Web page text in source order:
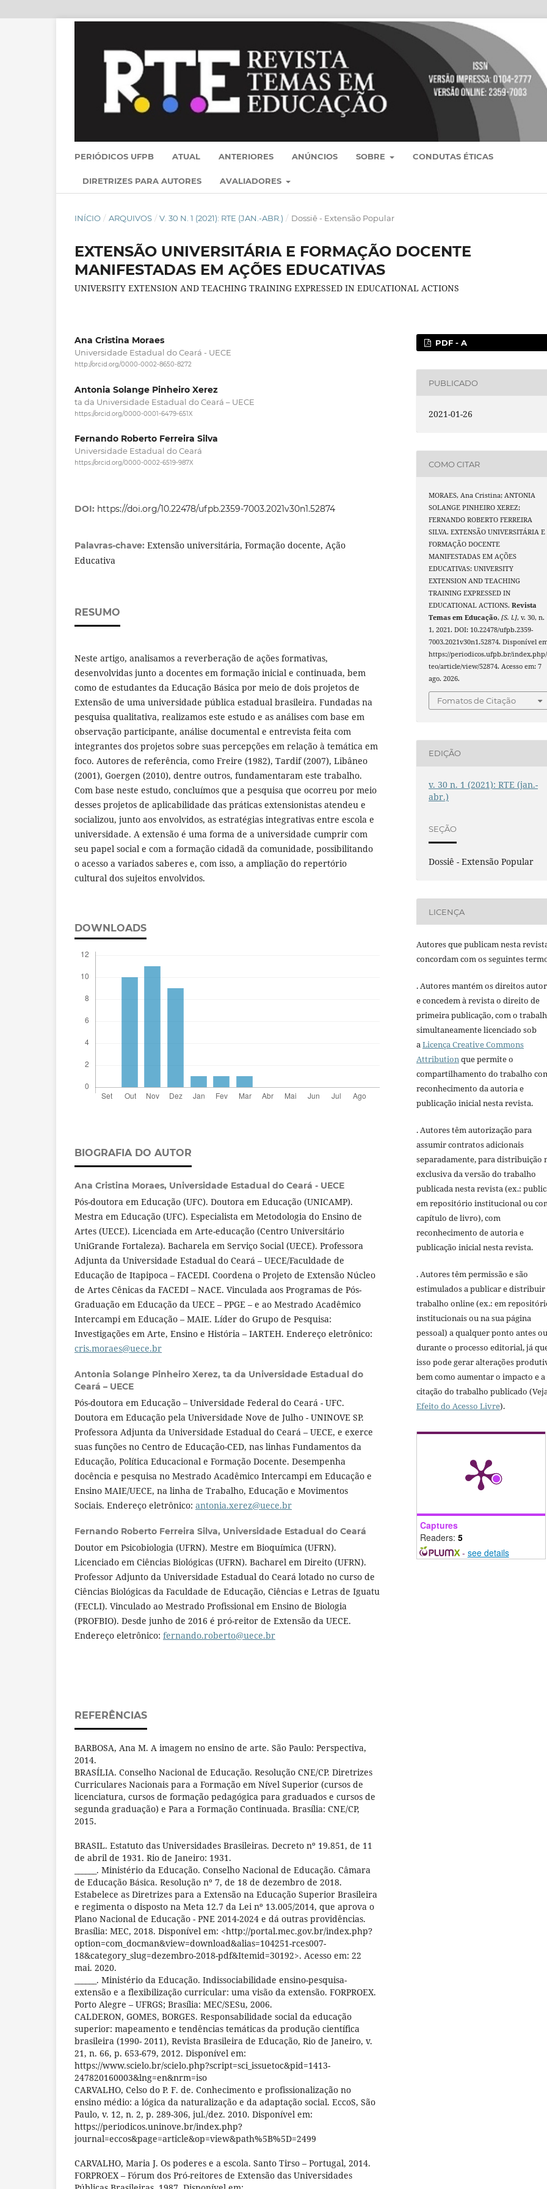
PERIÓDICOS UFPB ATUAL ANTERIORES ANÚNCIOS SOBRE CONDUTAS ÉTICAS
DIRETRIZES PARA AUTORES AVALIADORES
INÍCIO / ARQUIVOS / V. 30 N. 1 (2021): RTE (JAN.-ABR.) / Dossiê - Extensão Popular
EXTENSÃO UNIVERSITÁRIA E FORMAÇÃO DOCENTE
MANIFESTADAS EM AÇÕES EDUCATIVAS
UNIVERSITY EXTENSION AND TEACHING TRAINING EXPRESSED IN EDUCATIONAL ACTIONS
Ana Cristina Moraes
Universidade Estadual do Ceará - UECE
http://orcid.org/0000-0002-8650-8272
Antonia Solange Pinheiro Xerez
ta da Universidade Estadual do Ceará – UECE
https://orcid.org/0000-0001-6479-651X
Fernando Roberto Ferreira Silva
Universidade Estadual do Ceará
https://orcid.org/0000-0002-6519-987X
DOI: https://doi.org/10.22478/ufpb.2359-7003.2021v30n1.52874
Palavras-chave: Extensão universitária, Formação docente, Ação
Educativa
RESUMO
Neste artigo, analisamos a reverberação de ações formativas,
desenvolvidas junto a docentes em formação inicial e continuada, bem
como de estudantes da Educação Básica por meio de dois projetos de
Extensão de uma universidade pública estadual brasileira. Fundadas na
pesquisa qualitativa, realizamos este estudo e as análises com base em
observação participante, análise documental e entrevista feita com
integrantes dos projetos sobre suas percepções em relação à temática em
foco. Autores de referência, como Freire (1982), Tardif (2007), Libâneo
(2001), Goergen (2010), dentre outros, fundamentaram este trabalho.
Com base neste estudo, concluímos que a pesquisa que ocorreu por meio
desses projetos de aplicabilidade das práticas extensionistas atendeu e
socializou, junto aos envolvidos, as estratégias integrativas entre escola e
universidade. A extensão é uma forma de a universidade cumprir com
seu papel social e com a formação cidadã da comunidade, possibilitando
o acesso a variados saberes e, com isso, a ampliação do repertório
cultural dos sujeitos envolvidos.
DOWNLOADS
BIOGRAFIA DO AUTOR
Ana Cristina Moraes, Universidade Estadual do Ceará - UECE
Pós-doutora em Educação (UFC). Doutora em Educação (UNICAMP).
Mestra em Educação (UFC). Especialista em Metodologia do Ensino de
Artes (UECE). Licenciada em Arte-educação (Centro Universitário
UniGrande Fortaleza). Bacharela em Serviço Social (UECE). Professora
Adjunta da Universidade Estadual do Ceará – UECE/Faculdade de
Educação de Itapipoca – FACEDI. Coordena o Projeto de Extensão Núcleo
de Artes Cênicas da FACEDI – NACE. Vinculada aos Programas de Pós-
Graduação em Educação da UECE – PPGE – e ao Mestrado Acadêmico
Intercampi em Educação – MAIE. Líder do Grupo de Pesquisa:
Investigações em Arte, Ensino e História – IARTEH. Endereço eletrônico:
cris.moraes@uece.br
Antonia Solange Pinheiro Xerez, ta da Universidade Estadual do
Ceará – UECE
Pós-doutora em Educação – Universidade Federal do Ceará - UFC.
Doutora em Educação pela Universidade Nove de Julho - UNINOVE SP.
Professora Adjunta da Universidade Estadual do Ceará – UECE, e exerce
suas funções no Centro de Educação-CED, nas linhas Fundamentos da
Educação, Política Educacional e Formação Docente. Desempenha
docência e pesquisa no Mestrado Acadêmico Intercampi em Educação e
Ensino MAIE/UECE, na linha de Trabalho, Educação e Movimentos
Sociais. Endereço eletrônico: antonia.xerez@uece.br
Fernando Roberto Ferreira Silva, Universidade Estadual do Ceará
Doutor em Psicobiologia (UFRN). Mestre em Bioquímica (UFRN).
Licenciado em Ciências Biológicas (UFRN). Bacharel em Direito (UFRN).
Professor Adjunto da Universidade Estadual do Ceará lotado no curso de
Ciências Biológicas da Faculdade de Educação, Ciências e Letras de Iguatu
(FECLI). Vinculado ao Mestrado Profissional em Ensino de Biologia
(PROFBIO). Desde junho de 2016 é pró-reitor de Extensão da UECE.
Endereço eletrônico: fernando.roberto@uece.br
REFERÊNCIAS
BARBOSA, Ana M. A imagem no ensino de arte. São Paulo: Perspectiva,
2014.
BRASÍLIA. Conselho Nacional de Educação. Resolução CNE/CP. Diretrizes
Curriculares Nacionais para a Formação em Nível Superior (cursos de
licenciatura, cursos de formação pedagógica para graduados e cursos de
segunda graduação) e Para a Formação Continuada. Brasília: CNE/CP,
2015.
BRASIL. Estatuto das Universidades Brasileiras. Decreto nº 19.851, de 11
de abril de 1931. Rio de Janeiro: 1931.
______. Ministério da Educação. Conselho Nacional de Educação. Câmara
de Educação Básica. Resolução nº 7, de 18 de dezembro de 2018.
Estabelece as Diretrizes para a Extensão na Educação Superior Brasileira
e regimenta o disposto na Meta 12.7 da Lei nº 13.005/2014, que aprova o
Plano Nacional de Educação - PNE 2014-2024 e dá outras providências.
Brasília: MEC, 2018. Disponível em: <http://portal.mec.gov.br/index.php?
option=com_docman&view=download&alias=104251-rces007-
18&category_slug=dezembro-2018-pdf&Itemid=30192>. Acesso em: 22
mai. 2020.
______. Ministério da Educação. Indissociabilidade ensino-pesquisa-
extensão e a flexibilização curricular: uma visão da extensão. FORPROEX.
Porto Alegre – UFRGS; Brasília: MEC/SESu, 2006.
CALDERON, GOMES, BORGES. Responsabilidade social da educação
superior: mapeamento e tendências temáticas da produção científica
brasileira (1990- 2011), Revista Brasileira de Educação, Rio de Janeiro, v.
21, n. 66, p. 653-679, 2012. Disponível em:
https://www.scielo.br/scielo.php?script=sci_issuetoc&pid=1413-
247820160003&lng=en&nrm=iso
CARVALHO, Celso do P. F. de. Conhecimento e profissionalização no
ensino médio: a lógica da naturalização e da adaptação social. EccoS, São
Paulo, v. 12, n. 2, p. 289-306, jul./dez. 2010. Disponível em:
https://periodicos.uninove.br/index.php?
journal=eccos&page=article&op=view&path%5B%5D=2499
CARVALHO, Maria J. Os poderes e a escola. Santo Tirso – Portugal, 2014.
FORPROEX – Fórum dos Pró-reitores de Extensão das Universidades
PDF - A
PUBLICADO
2021-01-26
COMO CITAR
MORAES, Ana Cristina; ANTONIA
SOLANGE PINHEIRO XEREZ;
FERNANDO ROBERTO FERREIRA
SILVA. EXTENSÃO UNIVERSITÁRIA E
FORMAÇÃO DOCENTE
MANIFESTADAS EM AÇÕES
EDUCATIVAS: UNIVERSITY
EXTENSION AND TEACHING
TRAINING EXPRESSED IN
EDUCATIONAL ACTIONS.Revista
Temas em Educação,[S. l.], v. 30, n.
1, 2021. DOI: 10.22478/ufpb.2359-
7003.2021v30n1.52874. Disponível
https://periodicos.ufpb.br/
teo/article/view/52874. Acesso em: 7
ago. 2026.
Fomatos de Citação
EDIÇÃO
v. 30 n. 1 (2021): RTE (jan.-
abr.)
SEÇÃO
Dossiê - Extensão Popular
LICENÇA
Autores que publicam nesta
concordam com os seguintes
. Autores mantém os direitos
e concedem à revista o direito de
primeira publicação, com o
simultaneamente licenciado sob
aLicença Creative Commons
Attributionque permite o
compartilhamento do trabalho
reconhecimento da autoria e
publicação inicial nesta revista.
. Autores têm autorização para
assumir contratos adicionais
separadamente, para distribuição
exclusiva da versão do trabalho
publicada nesta revista (ex.:
em repositório institucional ou
capítulo de livro), com
reconhecimento de autoria e
publicação inicial nesta revista.
. Autores têm permissão e são
estimulados a publicar e distribuir
trabalho online (ex.: em
institucionais ou na sua página
pessoal) a qualquer ponto antes ou
durante o processo editorial, já
isso pode gerar alterações
bem como aumentar o impacto e a
citação do trabalho publicado
Efeito do Acesso Livre).
Captures
Readers: 5
- see details